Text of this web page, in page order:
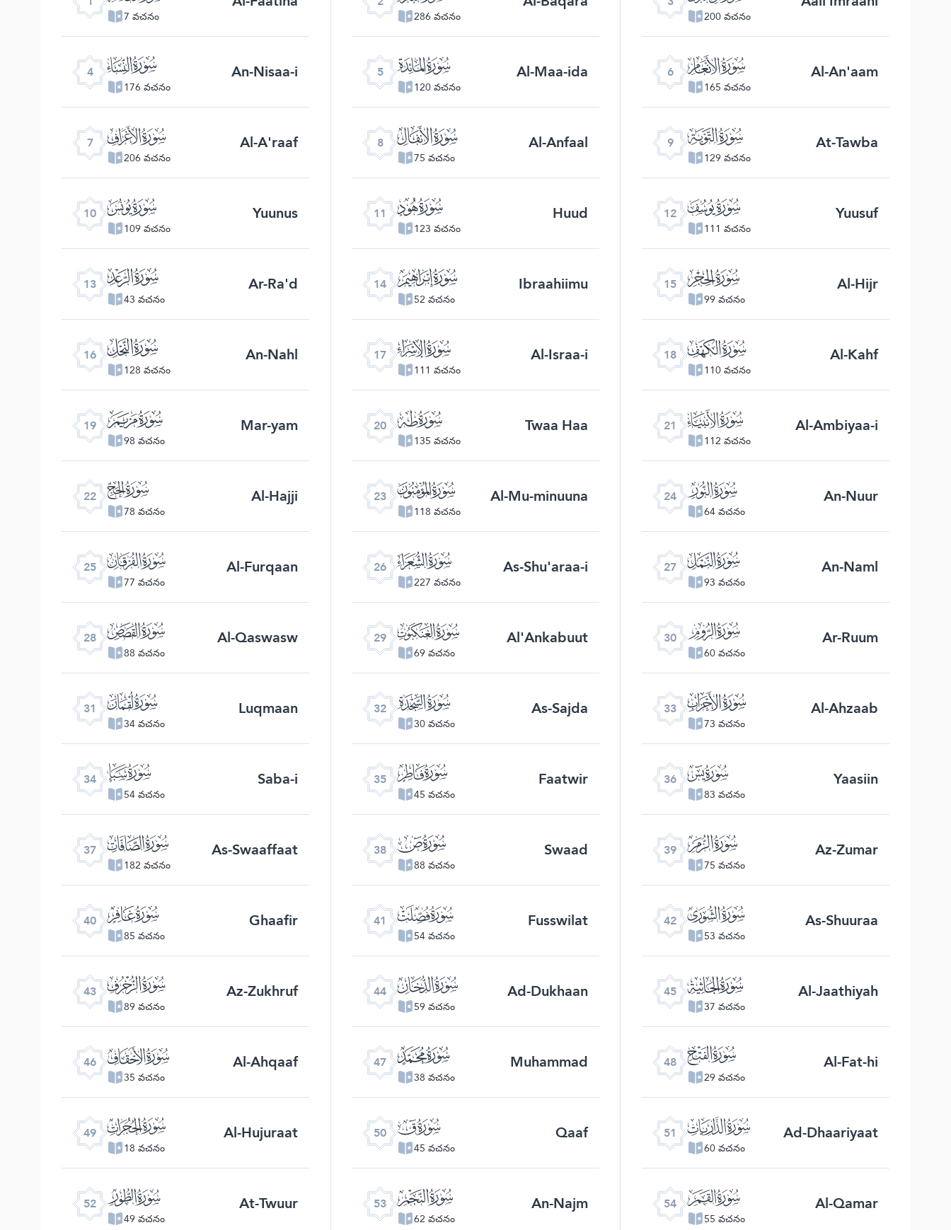
7 వచనం 286 వచనం 200 వచనం
4 ﮐ
176 వచనం
An-Nisaa-i 5 ﮑ
120 వచనం
Al-Maa-ida 6 ﮒ
165 వచనం
Al-An'aam
7 ﮓ
206 వచనం
Al-A'raaf 8 ﮔ
75 వచనం
Al-Anfaal 9 ﮕ
129 వచనం
At-Tawba
10 ﮖ
109 వచనం
Yuunus 11 ﮗ
123 వచనం
Huud 12 ﮘ
111 వచనం
Yuusuf
13 ﮙ
43 వచనం
Ar-Ra'd 14 ﮚ
52 వచనం
Ibraahiimu 15 ﮛ
99 వచనం
Al-Hijr
16 ﮜ
128 వచనం
An-Nahl 17 ﮝ
111 వచనం
Al-Israa-i 18 ﮞ
110 వచనం
Al-Kahf
19 ﮟ
98 వచనం
Mar-yam 20 ﮠ
135 వచనం
Twaa Haa 21 ﮡ
112 వచనం
Al-Ambiyaa-i
22 ﮢ
78 వచనం
Al-Hajji 23 ﮣ
118 వచనం
Al-Mu-minuuna 24 ﮤ
64 వచనం
An-Nuur
25 ﮥ
77 వచనం
Al-Furqaan 26 ﮦ
227 వచనం
As-Shu'araa-i 27 ﮧ
93 వచనం
An-Naml
28 ﮨ
88 వచనం
Al-Qaswasw 29 ﮩ
69 వచనం
Al'Ankabuut 30 ﮪ
60 వచనం
Ar-Ruum
31 ﮫ
34 వచనం
Luqmaan 32 ﮬ
30 వచనం
As-Sajda 33 ﮭ
73 వచనం
Al-Ahzaab
34 ﮮ
54 వచనం
Saba-i 35 ﮯ
45 వచనం
Faatwir 36 ﮰ
83 వచనం
Yaasiin
37 ﮱ
182 వచనం
As-Swaaffaat 38 ﯓ
88 వచనం
Swaad 39 ﯔ
75 వచనం
Az-Zumar
40 ﯕ
85 వచనం
Ghaafir 41 ﯖ
54 వచనం
Fusswilat 42 ﯗ
53 వచనం
As-Shuuraa
43 ﯘ
89 వచనం
Az-Zukhruf 44 ﯙ
59 వచనం
Ad-Dukhaan 45 ﯚ
37 వచనం
Al-Jaathiyah
46 ﯛ
35 వచనం
Al-Ahqaaf 47 ﯜ
38 వచనం
Muhammad 48 ﯝ
29 వచనం
Al-Fat-hi
49 ﯞ
18 వచనం
Al-Hujuraat 50 ﯟ
45 వచనం
Qaaf 51 ﯠ
60 వచనం
Ad-Dhaariyaat
52 ﯡ
49 వచనం
At-Twuur 53 ﯢ
62 వచనం
An-Najm 54 ﯣ
55 వచనం
Al-Qamar